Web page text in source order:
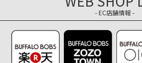
- EC店舗情報 -